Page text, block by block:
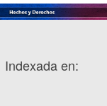
Indexada en: